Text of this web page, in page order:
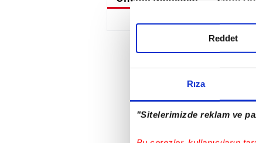
Rıza
"Sitelerimizde reklam ve
Reddet